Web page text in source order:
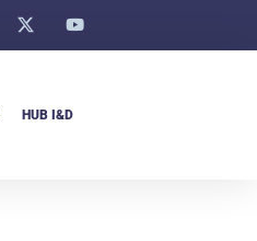
HUB I&D